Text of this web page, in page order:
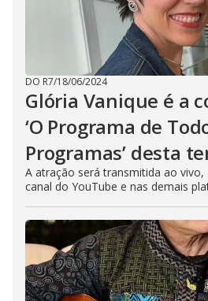
DO R7/18/06/2024
Glória Vanique é a
‘O Programa de
Programas’ desta
A atração será transmitida ao vivo,
canal do YouTube e nas demais